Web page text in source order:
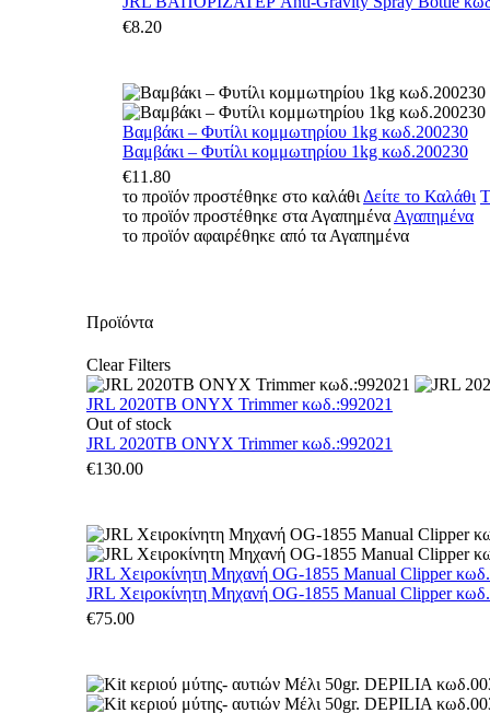
€8.20
Βαμβάκι – Φυτίλι κομμωτηρίου 1kg κωδ.200230
Βαμβάκι – Φυτίλι κομμωτηρίου 1kg κωδ.200230
€11.80
το προϊόν προστέθηκε στο καλάθι Δείτε το Καλάθι
το προϊόν προστέθηκε στα Αγαπημένα Αγαπημένα
το προϊόν αφαιρέθηκε από τα Αγαπημένα
Προϊόντα
Clear Filters
JRL 2020TB ONYX Trimmer κωδ.:992021
Out of stock
JRL 2020TB ONYX Trimmer κωδ.:992021
€130.00
JRL Χειροκίνητη Μηχανή OG-1855 Manual Clipper
JRL Χειροκίνητη Μηχανή OG-1855 Manual Clipper
€75.00